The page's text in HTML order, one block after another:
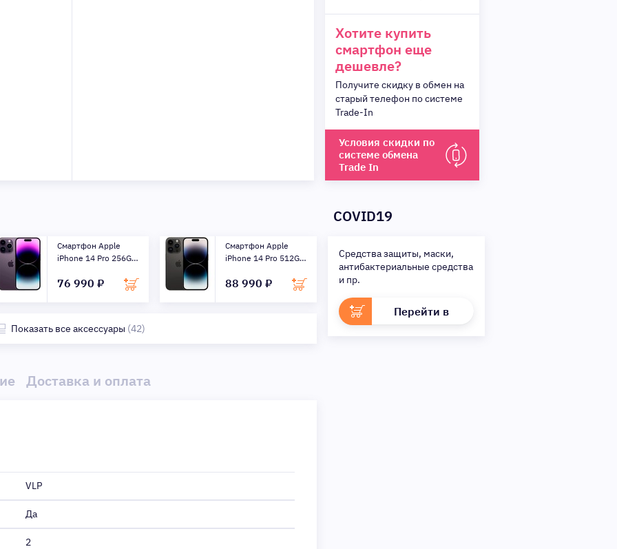
-Мгновенное решение по
-Минимум документов —
только паспорт
-Удобные сроки и низкие
процентные ставки
Не откладывайте свои
желания на потом!
Получите то, что нужно,
✨
Сделайте шаг к своей
мечте — мы поможем вам в
этом!
Хотите купить
смартфон еще
дешевле?
Получите скидку в обмен на
старый телефон по системе
Trade-In
Условия скидки по
системе обмена
Trade In
Смартфон Apple
iPhone 14 Pro 256Gb,
76 990 ₽
Смартфон Apple
iPhone 14 Pro 512Gb,
88 990 ₽
Показать все аксессуары (42)
Доставка и оплата
VLP
Да
2
COVID19
Средства защиты, маски,
антибактериальные средства
и пр.
Перейти в